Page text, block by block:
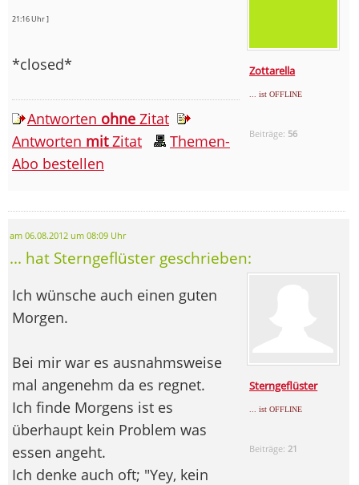
Zottarella
... ist OFFLINE
Beiträge: 56
21:16 Uhr ]
*closed*
Antworten ohne Zitat
Antworten mitZitat
Themen-
Abo bestellen
am 06.08.2012 um 08:09 Uhr
... hat Sterngeflüster geschrieben:
Sterngeflüster
... ist OFFLINE
Beiträge: 21
Ich wünsche auch einen guten
Morgen.
Bei mir war es ausnahmsweise
mal angenehm da es regnet.
Ich finde Morgens ist es
überhaupt kein Problem was
essen angeht.
Ich denke auch oft; "Yey, kein